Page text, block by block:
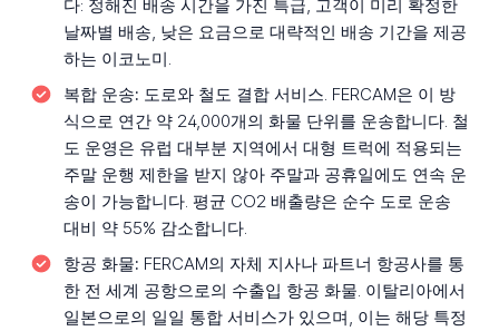
다: 정해진 배송 시간을 가진 특급, 고객이 미리 확정한
날짜별 배송, 낮은 요금으로 대략적인 배송 기간을 제공
하는 이코노미.
복합 운송: 도로와 철도 결합 서비스. FERCAM은 이 방
식으로 연간 약 24,000개의 화물 단위를 운송합니다. 철
도 운영은 유럽 대부분 지역에서 대형 트럭에 적용되는
주말 운행 제한을 받지 않아 주말과 공휴일에도 연속 운
송이 가능합니다. 평균 CO2 배출량은 순수 도로 운송
대비 약 55% 감소합니다.
항공 화물: FERCAM의 자체 지사나 파트너 항공사를 통
한 전 세계 공항으로의 수출입 항공 화물. 이탈리아에서
일본으로의 일일 통합 서비스가 있으며, 이는 해당 특정